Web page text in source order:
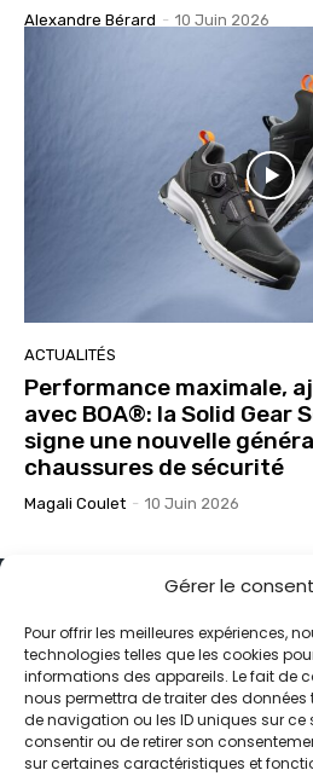
Gérer le
Pour offrir les meilleures expériences,
technologies telles que les cookies
informations des appareils. Le fait de
nous permettra de traiter des
de navigation ou les ID uniques sur ce
consentir ou de retirer son
sur certaines caractéristiques et
Alexandre Bérard - 10 Juin 2026
ACTUALITÉS
Performance maximale,
avec BOA®: la Solid Gear
signe une nouvelle
chaussures de sécurité
Magali Coulet - 10 Juin 2026
Alternative Média est une agence
relations publiques basée à Grenoble.
pilote des stratégies de visibilité en
grâce à un réseau